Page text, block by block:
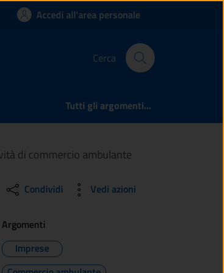
Accedi all'area personale
Cerca
Tutti gli argomenti...
di commercio ambulante
Condividi Vedi azioni
Argomenti
Imprese